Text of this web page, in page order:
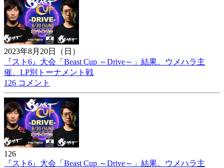
2023年8月20日（日）
『スト6』大会「Beast Cup ～Drive～」結果。ウメハラ主
催、LP別トーナメント戦
126 コメント
126
『スト6』大会「Beast Cup ～Drive～」結果。ウメハラ主